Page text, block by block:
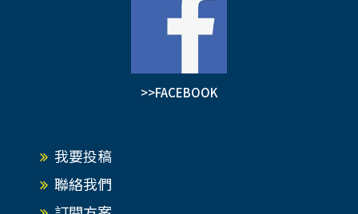
>>FACEBOOK
我要投稿
聯絡我們